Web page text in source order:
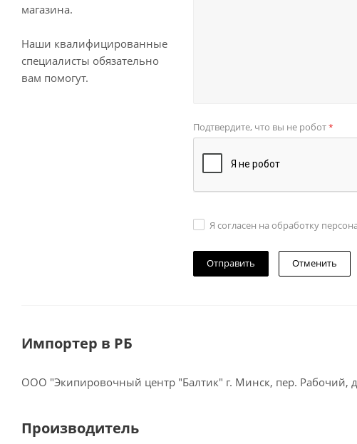
магазина.
Наши квалифицированные
специалисты обязательно
вам помогут.
Подтвердите, что вы не робот*
Я согласен на обработку
Отменить
Импортер в РБ
ООО "Экипировочный центр "Балтик" г. Минск, пер. Рабочий,
Производитель